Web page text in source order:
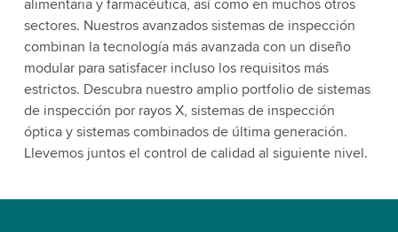
alimentaria y farmacéutica, así como en muchos otros
sectores. Nuestros avanzados sistemas de inspección
combinan la tecnología más avanzada con un diseño
modular para satisfacer incluso los requisitos más
estrictos. Descubra nuestro amplio portfolio de sistemas
de inspección por rayos X, sistemas de inspección
óptica y sistemas combinados de última generación.
Llevemos juntos el control de calidad al siguiente nivel.